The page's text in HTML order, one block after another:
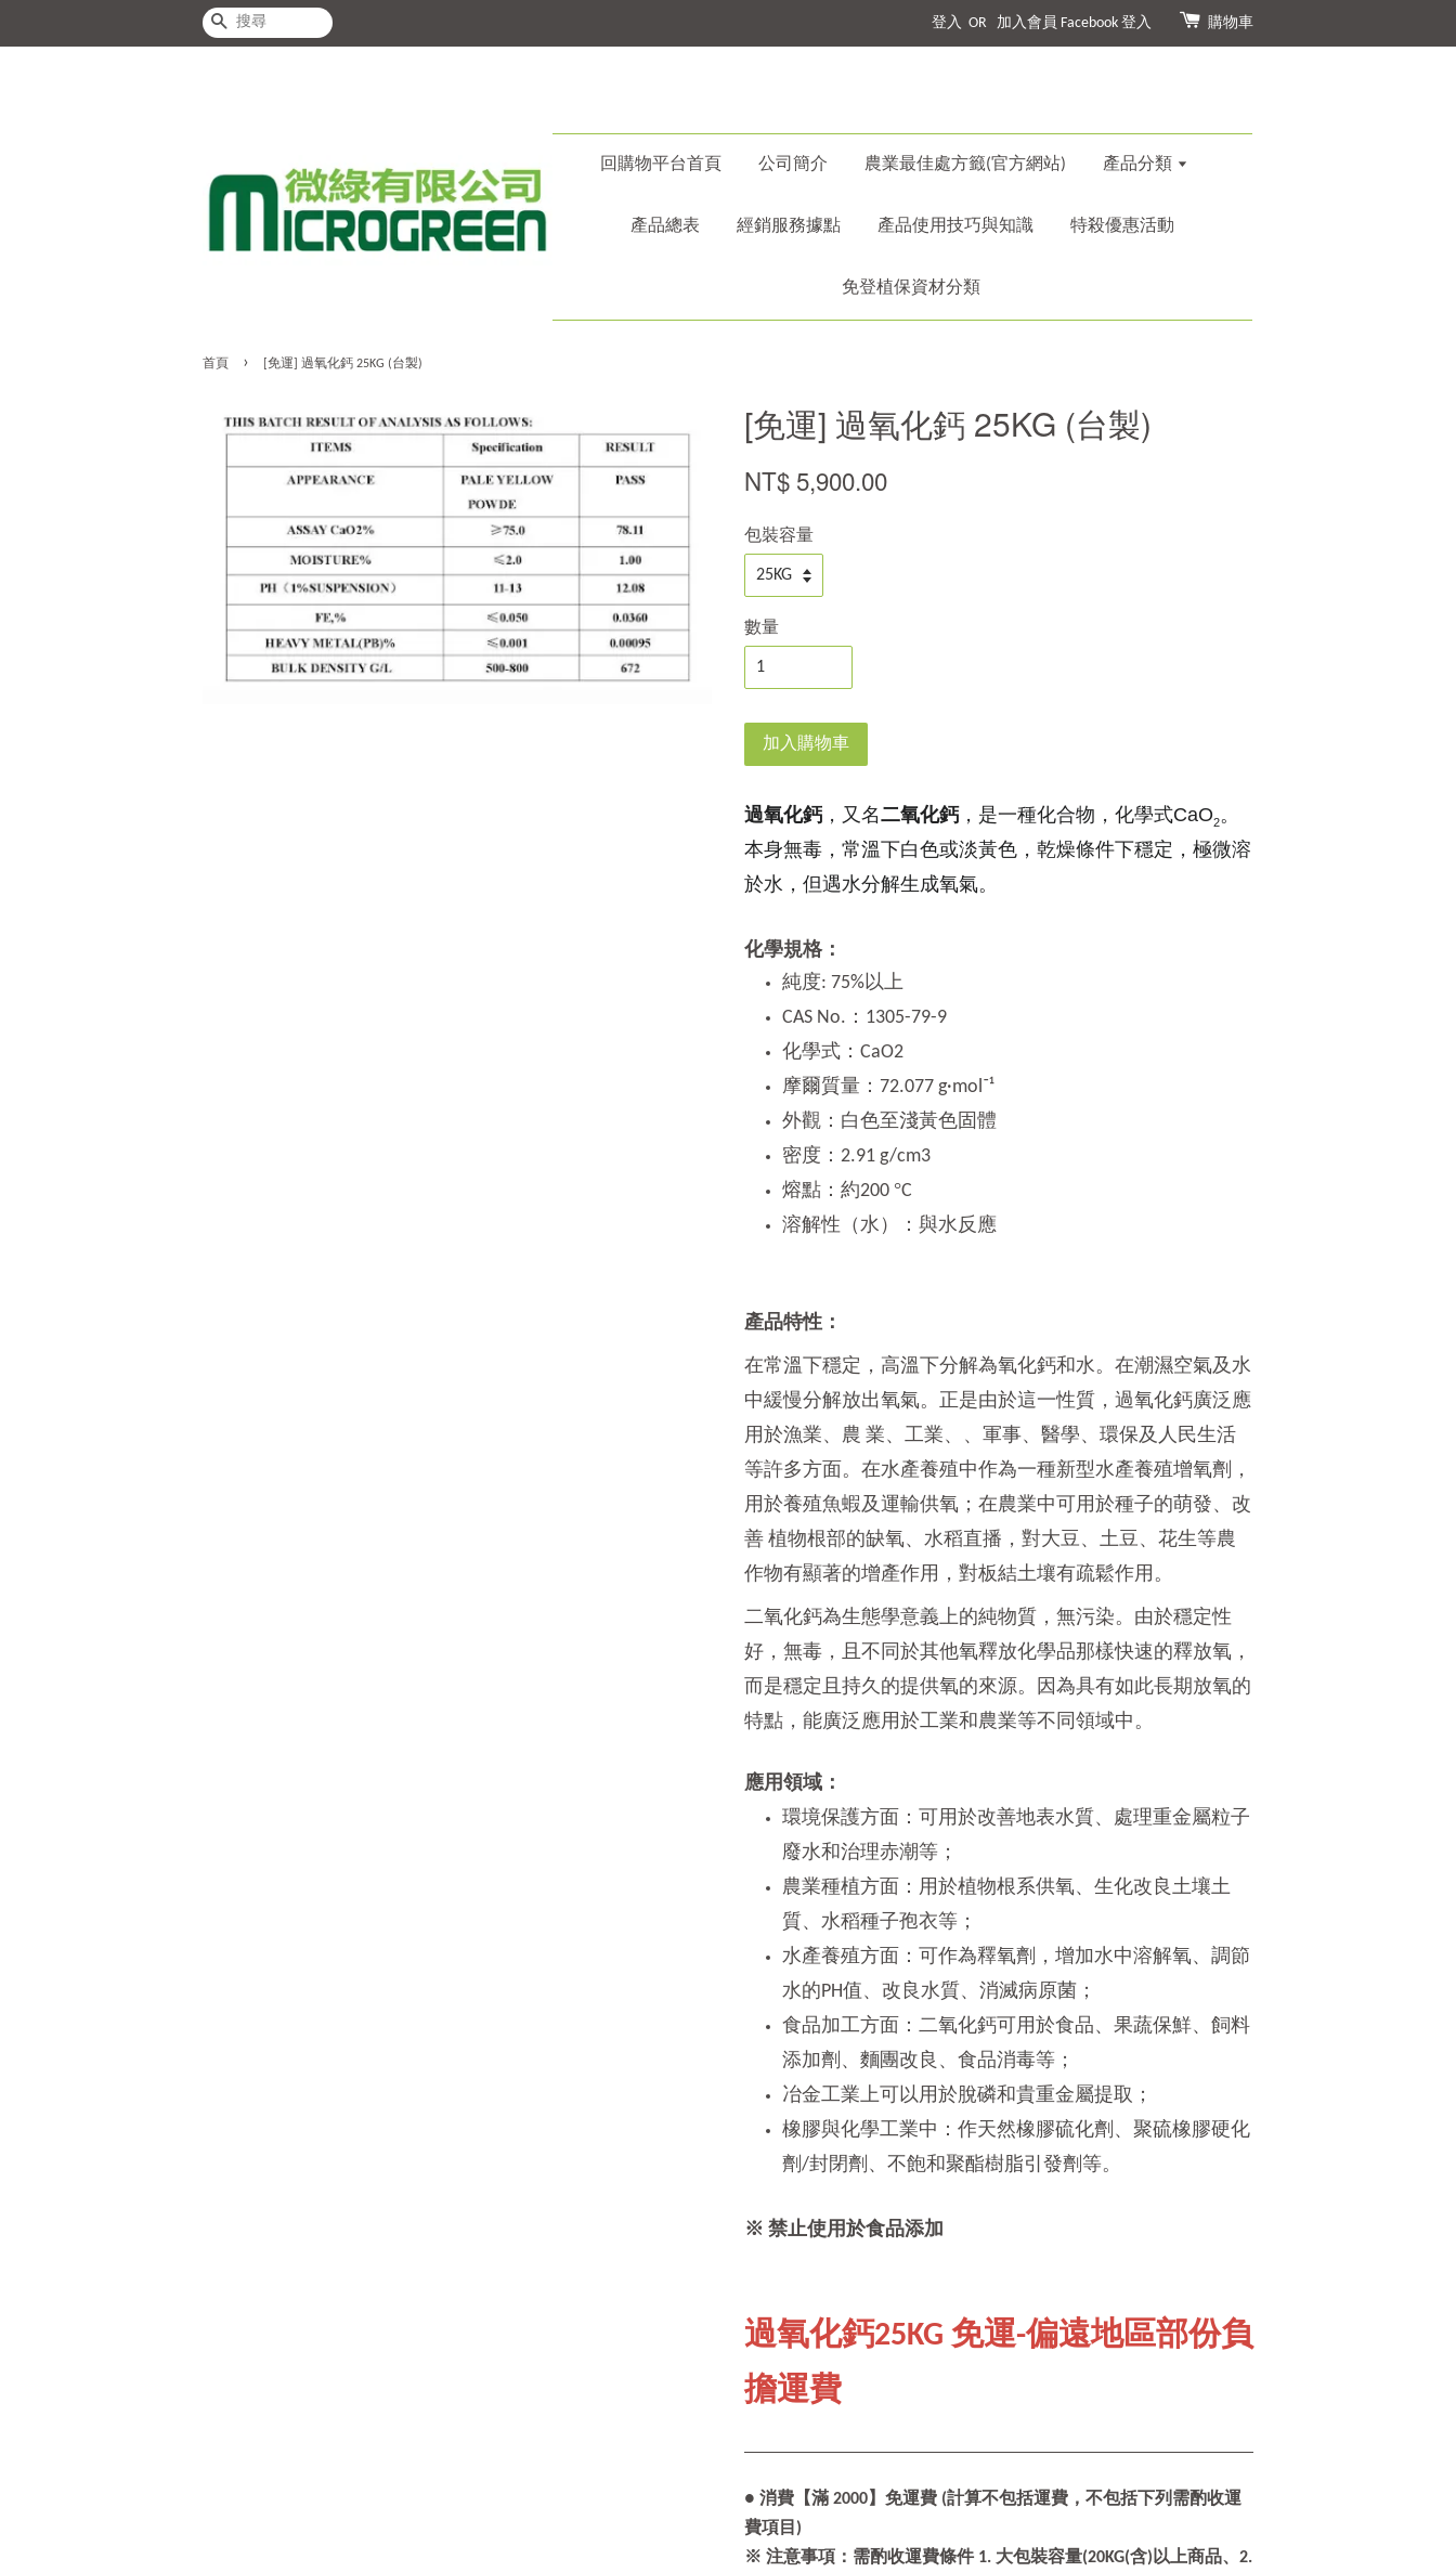
搜尋 登入 OR 加入會員 Facebook 登入 購物車
回購物平台首頁 公司簡介 農業最佳處方籤(官方網站) 產品分類
產品總表 經銷服務據點 產品使用技巧與知識 特殺優惠活動
免登植保資材分類
首頁 › [免運] 過氧化鈣 25KG (台製)
[免運] 過氧化鈣 25KG (台製)
NT$ 5,900.00
包裝容量
數量
加入購物車
過氧化鈣 ，又名二氧化鈣，是一種化合物，化學式CaO2。
本身無毒，常溫下白色或淡黃色，乾燥條件下穩定，極微溶
於水，但遇水分解生成氧氣。
化學規格：
純度: 75%以上
CAS No. ： 1305-79-9
化學式： CaO2
摩爾質量： 72.077 g·mol⁻¹
外觀：白色至淺黃色固體
密度： 2.91 g/cm3
熔點：約200 °C
溶解性（水）：與水反應
產品特性：
在常溫下穩定，高溫下分解為氧化鈣和水。在潮濕空氣及水
中緩慢分解放出氧氣。正是由於這一性質，過氧化鈣廣泛應
用於漁業、農 業、工業、、軍事、醫學、環保及人民生活
等許多方面。在水產養殖中作為一種新型水產養殖增氧劑，
用於養殖魚蝦及運輸供氧；在農業中可用於種子的萌發、改
善 植物根部的缺氧、水稻直播，對大豆、土豆、花生等農
作物有顯著的增產作用，對板結土壤有疏鬆作用。
二氧化鈣為生態學意義上的純物質，無污染。由於穩定性
好，無毒，且不同於其他氧釋放化學品那樣快速的釋放氧，
而是穩定且持久的提供氧的來源。因為具有如此長期放氧的
特點，能廣泛應用於工業和農業等不同領域中。
應用領域：
環境保護方面：可用於改善地表水質、處理重金屬粒子
廢水和治理赤潮等；
農業種植方面：用於植物根系供氧、生化改良土壤土
質、水稻種子孢衣等；
水產養殖方面：可作為釋氧劑，增加水中溶解氧、調節
水的PH值、改良水質、消滅病原菌；
食品加工方面：二氧化鈣可用於食品、果蔬保鮮、飼料
添加劑、麵團改良、食品消毒等；
冶金工業上可以用於脫磷和貴重金屬提取；
橡膠與化學工業中：作天然橡膠硫化劑、聚硫橡膠硬化
劑 /封閉劑、不飽和聚酯樹脂引發劑等。
※ 禁止使用於食品添加
過氧化鈣25KG 免運-偏遠地區部份負
擔運費
● 消費【滿 2000】免運費 (計算不包括運費，不包括下列需酌收運
費項目)
※ 注意事項：需酌收運費條件 1. 大包裝容量(20KG(含)以上商品、2.